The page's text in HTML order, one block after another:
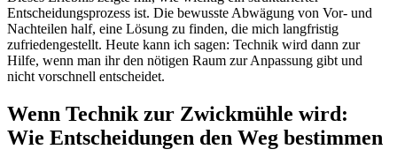
Entscheidungsprozess ist. Die bewusste Abwägung von Vor- und
Nachteilen half, eine Lösung zu finden, die mich langfristig
zufriedengestellt. Heute kann ich sagen: Technik wird dann zur
Hilfe, wenn man ihr den nötigen Raum zur Anpassung gibt und
nicht vorschnell entscheidet.
Wenn Technik zur Zwickmühle wird:
Wie Entscheidungen den Weg bestimmen